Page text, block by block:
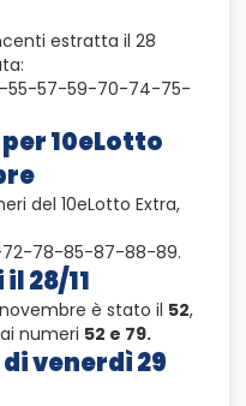
estratta il 28
55-57-59-70-74-75-
10eLotto
del 10eLotto Extra,
72-78-85-87-88-89.
28/11
è stato il 52,
numeri 52 e 79.
venerdì 29